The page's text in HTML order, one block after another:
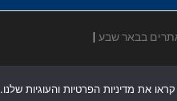
בבאר שבע |
את מדיניות הפרטיות והעוגיות שלנו.